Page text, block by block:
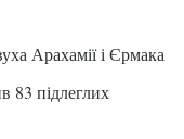
Арахамії і Єрмака
83 підлеглих